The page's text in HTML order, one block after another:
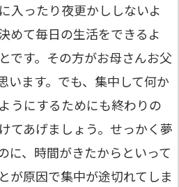
入ったり夜更かししないよ
めて毎日の生活をできるよ
です。その方がお母さんお父
います。でも、集中して何か
うにするためにも終わりの
てあげましょう。せっかく夢
に、時間がきたからといって
が原因で集中が途切れてしま